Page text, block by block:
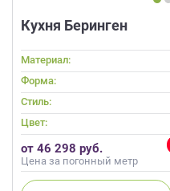
Кухня Беринген
Материал:
Форма:
Стиль:
Цвет:
от 46 298 руб.
Цена за погонный метр